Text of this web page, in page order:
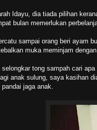
Idayu, dia tiada pilihan
bulan memerlukan
sampai orang beri ayam
muka meminjam dengan
selongkar tong sampah cari
anak sulung, saya kasihan
jaga anak.